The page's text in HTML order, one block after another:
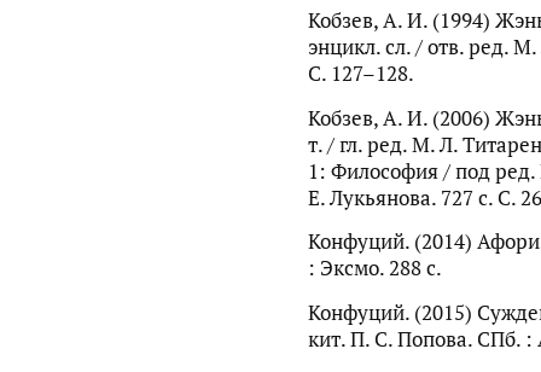
Кобзев, А. И. (1994)
энцикл. сл. / отв. ред.
С. 127–128.
Кобзев, А. И. (2006)
т. / гл. ред. М. Л.
1: Философия / под
Е. Лукьянова. 727 с. С.
Конфуций. (2014)
: Эксмо. 288 с.
Конфуций. (2015)
кит. П. С. Попова. СПб. :